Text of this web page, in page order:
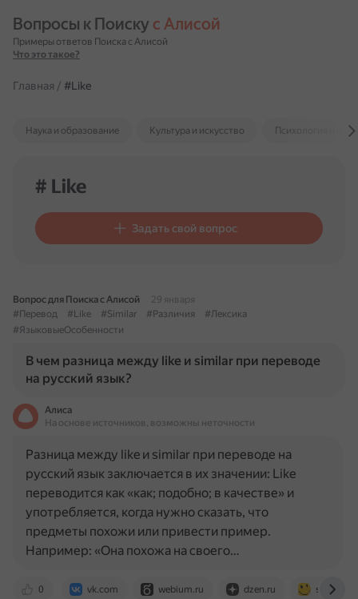
Вопросы к Поиску с Алисой
Примеры ответов Поиска с Алисой
Что это такое?
Главная / #Like
Наука и образование Культура и искусство Психология и
# Like
Задать свой вопрос
Вопрос для Поиска с Алисой
29 января
#Перевод
#Like #Similar #Различия
#Лексика
#ЯзыковыеОсобенности
В чем разница между like и similar при переводе
на русский язык?
Алиса
На основе источников, возможны неточности
0 vk.com webium.ru dzen.ru
Разница между like и similar при переводе на
русский язык заключается в их значении: Like
переводится как «как; подобно; в качестве» и
употребляется, когда нужно сказать, что
предметы похожи или привести пример.
Например: «Она похожа на своего…